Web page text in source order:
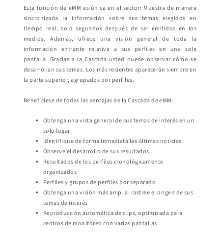
Esta función de eMM es única en el sector: Muestra de manera
sincronizada la información sobre sus temas elegidos en
tiempo real, solo segundos después de ser emitidos en los
medios. Además, ofrece una visión general de toda la
información entrante relativa a sus perfiles en una sola
pantalla. Gracias a la Cascada usted puede observar cómo se
desarrollan sus temas. Los más recientes aparecerán siempre en
la parte superior, agrupados por perfiles.
Benefíciese de todas las ventajas de la Cascada de eMM:
Obtenga una vista general de sus temas de interés en un
solo lugar
Identifique de forma inmediata las últimas noticias
Observe el desarrollo de sus resultados
Resultados de los perfiles cronológicamente
organizados
Perfiles y grupos de perfiles por separado
Obtenga una visión más amplia: rastree el origen de sus
temas de interés
Reproducción automática de clips, optimizada para
centros de monitoreo con varias pantallas.